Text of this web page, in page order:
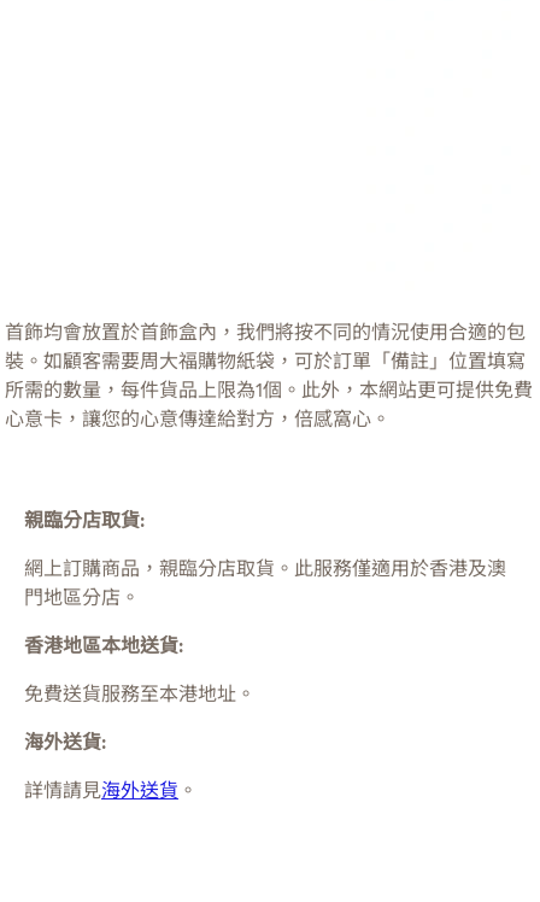
首飾均會放置於首飾盒內，我們將按不同的情況使用合適的包
裝。如顧客需要周大福購物紙袋，可於訂單「備註」位置填寫
所需的數量，每件貨品上限為1個。此外，本網站更可提供免費
心意卡，讓您的心意傳達給對方，倍感窩心。
親臨分店取貨:
網上訂購商品，親臨分店取貨。此服務僅適用於香港及澳
門地區分店。
香港地區本地送貨:
免費送貨服務至本港地址。
海外送貨:
詳情請見海外送貨 。